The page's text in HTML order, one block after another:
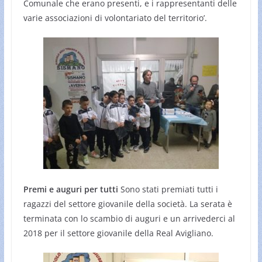
Comunale che erano presenti, e i rappresentanti delle
varie associazioni di volontariato del territorio’.
Premi e auguri per tutti Sono stati premiati tutti i
ragazzi del settore giovanile della società. La serata è
terminata con lo scambio di auguri e un arrivederci al
2018 per il settore giovanile della Real Avigliano.